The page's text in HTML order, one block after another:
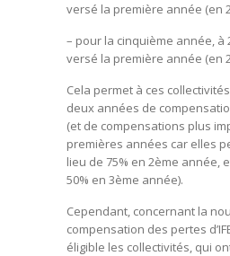
versé la première année (en
– pour la cinquième année, à
versé la première année (en
Cela permet à ces
deux années de
(et de compensations plus
premières années car elles
lieu de 75% en 2ème année,
50% en 3ème année).
Cependant, concernant la
compensation des pertes
éligible les collectivités, qui